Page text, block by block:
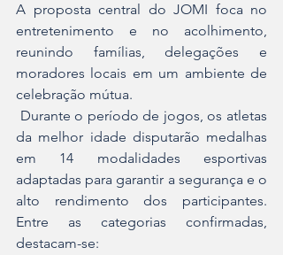
A proposta central do JOMI foca no
entretenimento e no acolhimento,
reunindo famílias, delegações e
moradores locais em um ambiente de
celebração mútua.
da melhor idade disputarão medalhas
em 14 modalidades esportivas
adaptadas para garantir a segurança e o
alto rendimento dos participantes.
Entre as categorias confirmadas,
destacam-se: